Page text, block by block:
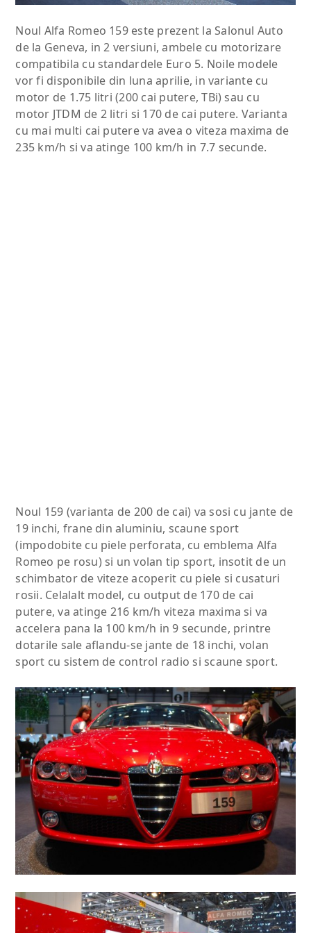
Noul Alfa Romeo 159 este prezent la Salonul Auto
de la Geneva, in 2 versiuni, ambele cu motorizare
compatibila cu standardele Euro 5. Noile modele
vor fi disponibile din luna aprilie, in variante cu
motor de 1.75 litri (200 cai putere, TBi) sau cu
motor JTDM de 2 litri si 170 de cai putere. Varianta
cu mai multi cai putere va avea o viteza maxima de
235 km/h si va atinge 100 km/h in 7.7 secunde.
Noul 159 (varianta de 200 de cai) va sosi cu jante de
19 inchi, frane din aluminiu, scaune sport
(impodobite cu piele perforata, cu emblema Alfa
Romeo pe rosu) si un volan tip sport, insotit de un
schimbator de viteze acoperit cu piele si cusaturi
rosii. Celalalt model, cu output de 170 de cai
putere, va atinge 216 km/h viteza maxima si va
accelera pana la 100 km/h in 9 secunde, printre
dotarile sale aflandu-se jante de 18 inchi, volan
sport cu sistem de control radio si scaune sport.